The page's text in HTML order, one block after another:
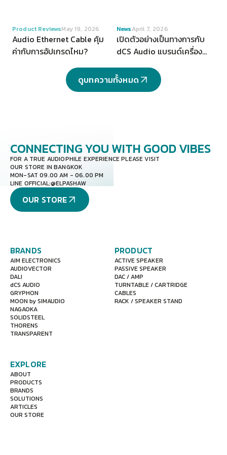
VIEW
Product ReviewsMay 19, 2026
Audio Ethernet Cable คุ้ม
ค่ากับการอัปเกรดไหม?
VIEW
NewsApril 7, 2026
เปิดตัวอย่างเป็นทางการกับ
dCS Audio แบรนด์เครื่อง
ราชอาณาจักร
ดูบทความทั้งหมด
CONNECTING YOU WITH GOOD VIBES
FOR A TRUE AUDIOPHILE EXPERIENCE PLEASE VISIT
OUR STORE IN BANGKOK
MON-SAT 09.00 AM - 06.00 PM
LINE OFFICIAL:@ELPASHAW
OUR STORE
BRANDS
AIM ELECTRONICS
AUDIOVECTOR
DALI
dCS AUDIO
GRYPHON
MOON by SIMAUDIO
NAGAOKA
SOLIDSTEEL
THORENS
TRANSPARENT
PRODUCT
ACTIVE SPEAKER
PASSIVE SPEAKER
DAC / AMP
TURNTABLE / CARTRIDGE
CABLES
RACK / SPEAKER STAND
EXPLORE
ABOUT
PRODUCTS
BRANDS
SOLUTIONS
ARTICLES
OUR STORE